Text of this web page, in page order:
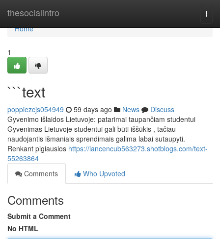
thesocialintro
Home
Home
1
```text
poppiezcjs054949 59 days ago News
Discuss
Gyvenimo išlaidos Lietuvoje: patarimai taupančiam studentui
Gyvenimas Lietuvoje studentui gali būti iššūkis , tačiau
naudojantis išmaniais sprendimais galima labai sutaupyti.
Renkant pigiausios https://lancencub563273.shotblogs.com/text-
55263864
Comments
Who Upvoted
Comments
Submit a Comment
No HTML